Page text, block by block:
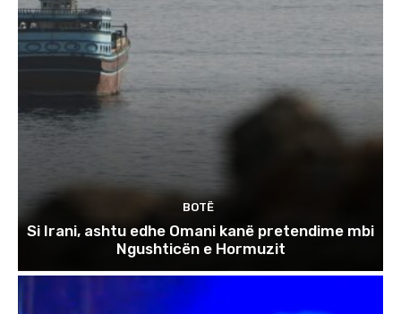
BOTË
Si Irani, ashtu edhe Omani kanë pretendime mbi
Ngushticën e Hormuzit